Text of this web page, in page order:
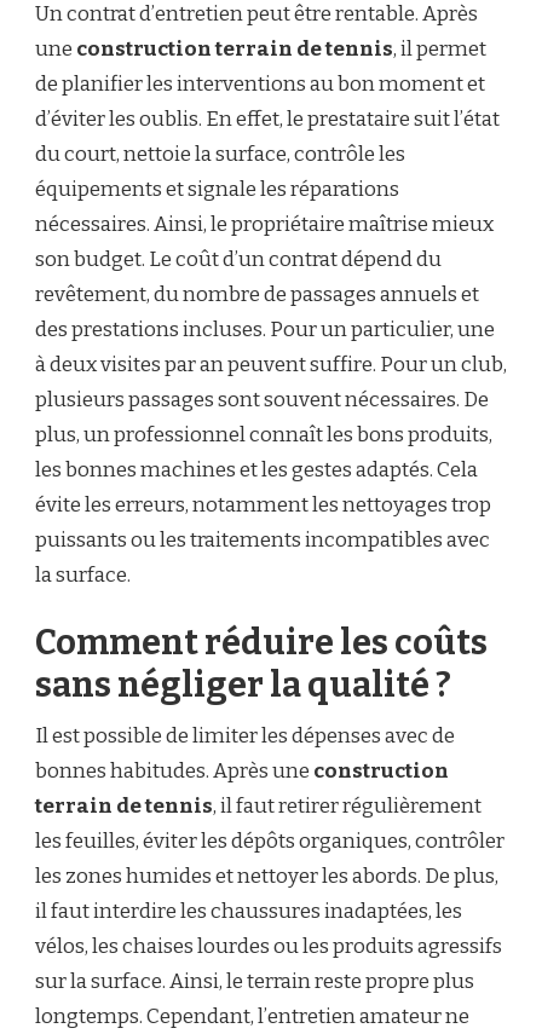
Un contrat d’entretien peut être rentable. Après
une construction terrain de tennis, il permet
de planifier les interventions au bon moment et
d’éviter les oublis. En effet, le prestataire suit l’état
du court, nettoie la surface, contrôle les
équipements et signale les réparations
nécessaires. Ainsi, le propriétaire maîtrise mieux
son budget. Le coût d’un contrat dépend du
revêtement, du nombre de passages annuels et
des prestations incluses. Pour un particulier, une
à deux visites par an peuvent suffire. Pour un club,
plusieurs passages sont souvent nécessaires. De
plus, un professionnel connaît les bons produits,
les bonnes machines et les gestes adaptés. Cela
évite les erreurs, notamment les nettoyages trop
puissants ou les traitements incompatibles avec
la surface.
Comment réduire les coûts
sans négliger la qualité ?
Il est possible de limiter les dépenses avec de
bonnes habitudes. Après une construction
terrain de tennis, il faut retirer régulièrement
les feuilles, éviter les dépôts organiques, contrôler
les zones humides et nettoyer les abords. De plus,
il faut interdire les chaussures inadaptées, les
vélos, les chaises lourdes ou les produits agressifs
sur la surface. Ainsi, le terrain reste propre plus
longtemps. Cependant, l’entretien amateur ne